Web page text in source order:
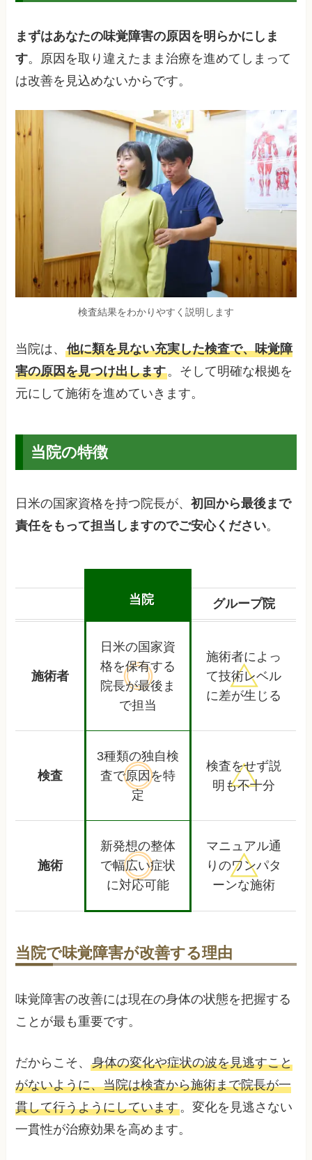
まずはあなたの味覚障害の原因を明らかにしま
す。原因を取り違えたまま治療を進めてしまって
は改善を見込めないからです。
検査結果をわかりやすく説明します
当院は、他に類を見ない充実した検査で、味覚障
害の原因を見つけ出します。そして明確な根拠を
元にして施術を進めていきます。
当院の特徴
日米の国家資格を持つ院長が、初回から最後まで
責任をもって担当しますのでご安心ください。
当院 グループ院
施術者
日米の国家資
格を保有する
院長が最後ま
で担当
施術者によっ
て技術レベル
に差が生じる
検査
3種類の独自検
査で原因を特
定
検査をせず説
明も不十分
施術
新発想の整体
で幅広い症状
に対応可能
マニュアル通
りのワンパタ
ーンな施術
当院で味覚障害が改善する理由
味覚障害の改善には現在の身体の状態を把握する
ことが最も重要です。
だからこそ、身体の変化や症状の波を見逃すこと
がないように、当院は検査から施術まで院長が一
貫して行うようにしています。変化を見逃さない
一貫性が治療効果を高めます。